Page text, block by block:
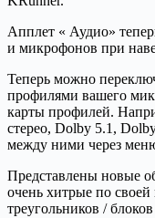
Апплет « Аудио»
и микрофонов при
Теперь можно
профилями вашего
карты профилей.
стерео, Dolby 5.1,
между ними через
Представлены новые
очень хитрые по
треугольников /